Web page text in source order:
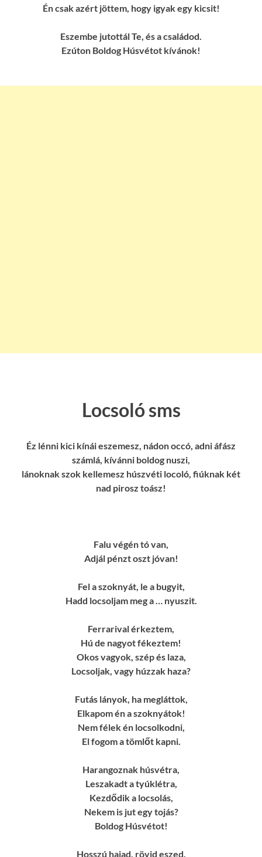
Én csak azért jöttem, hogy igyak egy kicsit!
Eszembe jutottál Te, és a családod.
Ezúton Boldog Húsvétot kívánok!
Locsoló sms
Éz lénni kici kínái eszemesz, nádon occó, adni áfász
számlá, kívánni boldog nuszi,
lánoknak szok kellemesz húszvéti locoló, fiúknak két
nad pirosz toász!
Falu végén tó van,
Adjál pénzt oszt jóvan!
Fel a szoknyát, le a bugyit,
Hadd locsoljam meg a … nyuszit.
Ferrarival érkeztem,
Hú de nagyot fékeztem!
Okos vagyok, szép és laza,
Locsoljak, vagy húzzak haza?
Futás lányok, ha megláttok,
Elkapom én a szoknyátok!
Nem félek én locsolkodni,
El fogom a tömlőt kapni.
Harangoznak húsvétra,
Leszakadt a tyúklétra,
Kezdődik a locsolás,
Nekem is jut egy tojás?
Boldog Húsvétot!
Hosszú hajad, rövid eszed.